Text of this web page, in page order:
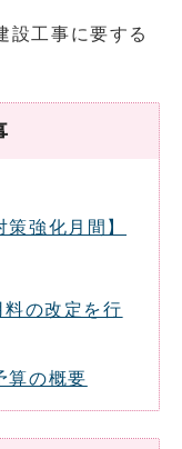
設工事に要する
強化月間】
の改定を行
の概要